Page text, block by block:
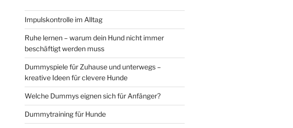
Impulskontrolle im Alltag
Ruhe lernen – warum dein Hund nicht immer
beschäftigt werden muss
Dummyspiele für Zuhause und unterwegs –
kreative Ideen für clevere Hunde
Welche Dummys eignen sich für Anfänger?
Dummytraining für Hunde